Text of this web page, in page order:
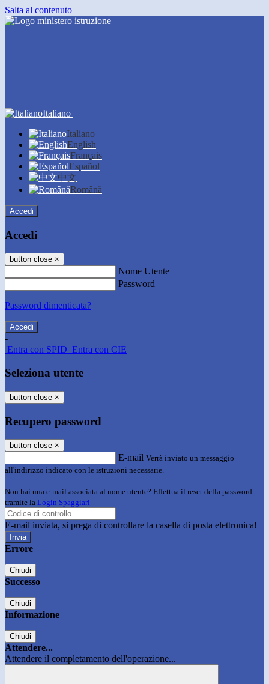
Salta al contenuto
Italiano
Italiano
English
Français
Español
中文
Română
Accedi
Accedi
button close ×
Nome Utente
Password
Password dimenticata?
-
Entra con SPID Entra con CIE
Seleziona utente
button close ×
Recupero password
button close ×
E-mail Verrà inviato un messaggio
all'indirizzo indicato con le istruzioni necessarie.
Non hai una e-mail associata al nome utente? Effettua il reset della password
tramite la Login Spaggiari
E-mail inviata, si prega di controllare la casella di posta elettronica!
Errore
Chiudi
Successo
Chiudi
Informazione
Chiudi
Attendere...
Attendere il completamento dell'operazione...